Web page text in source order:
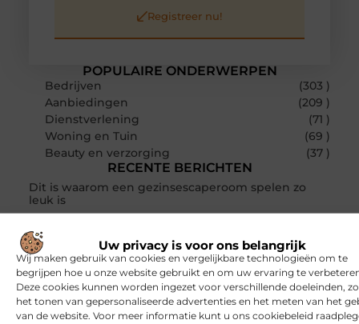
Uw privacy is voor ons belangrijk
Wij maken gebruik van cookies en vergelijkbare technologieën om te
begrijpen hoe u onze website gebruikt en om uw ervaring te
Deze cookies kunnen worden ingezet voor verschillende doeleinden,
het tonen van gepersonaliseerde advertenties en het meten van het
van de website. Voor meer informatie kunt u ons cookiebeleid
POPULAIRE ONDERWERPEN
Bedrijven
(303 )
Aanbiedingen
(209 )
Dienstverlening
(71 )
Woning en Tuin
(69 )
Beauty en verzorging
(37 )
RECENTE BERICHTEN
Dit is waarom een gezinsescaperoom spelen zo
leuk is
Een klassiek bureau als investering voor het leven
Waarom online vlees bestellen steeds gewoner
wordt
Aanhanger huren bij JobCar: kies tussen een open
aanhanger en een plateauwagen
Registreer nu!